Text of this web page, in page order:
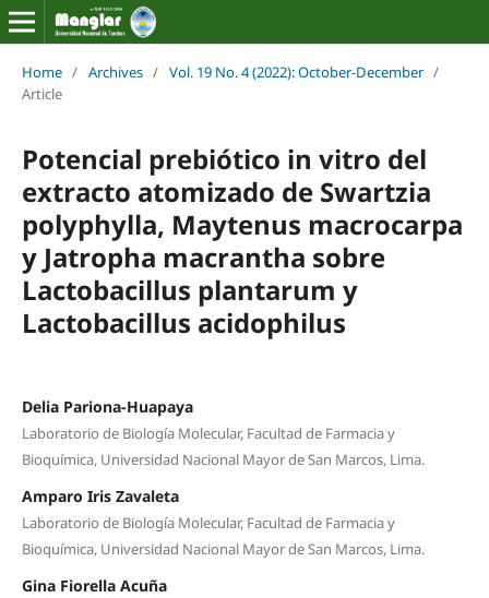
Home / Archives / Vol. 19 No. 4 (2022): October-December /
Article
Potencial prebiótico in vitro del
extracto atomizado de Swartzia
polyphylla, Maytenus macrocarpa
y Jatropha macrantha sobre
Lactobacillus plantarum y
Lactobacillus acidophilus
Delia Pariona-Huapaya
Laboratorio de Biología Molecular, Facultad de Farmacia y
Bioquímica, Universidad Nacional Mayor de San Marcos, Lima.
Amparo Iris Zavaleta
Laboratorio de Biología Molecular, Facultad de Farmacia y
Bioquímica, Universidad Nacional Mayor de San Marcos, Lima.
Gina Fiorella Acuña